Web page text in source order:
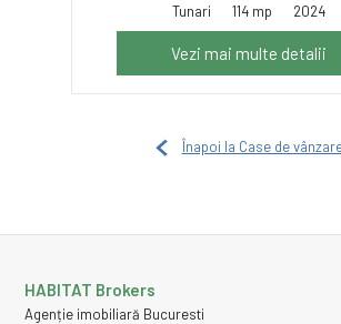
Tunari
114 mp 2024
Vezi mai multe detalii
Înapoi la Case de
HABITAT Brokers
Agenție imobiliară Bucuresti